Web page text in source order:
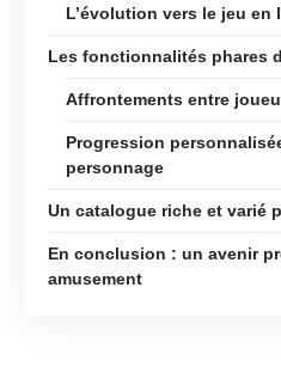
L’évolution vers le jeu en
Les fonctionnalités phares
Affrontements entre
Progression
personnage
Un catalogue riche et varié
En conclusion : un avenir
amusement